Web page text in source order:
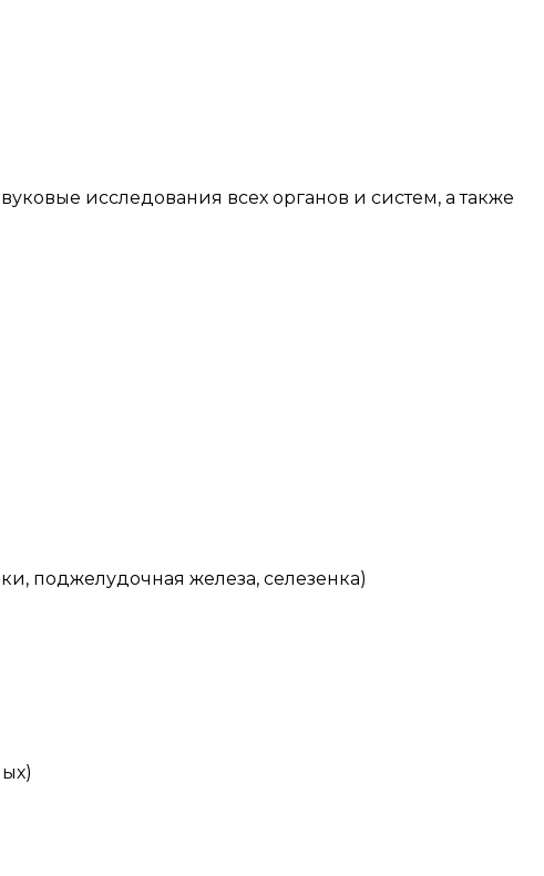
исследования всех органов и систем, а также
поджелудочная железа, селезенка)